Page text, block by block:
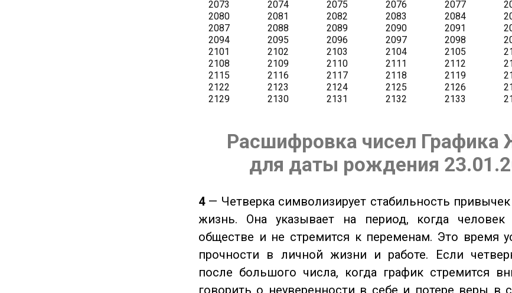
Расшифровка чисел Графика
для даты рождения
4— Четверка символизирует стабильность
жизнь. Она указывает на период, когда человек
обществе и не стремится к переменам. Это время
прочности в личной жизни и работе. Если
после большого числа, когда график стремится
говорить о неуверенности в себе и потере веры в